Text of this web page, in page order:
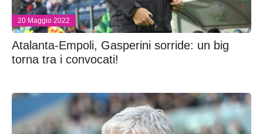
20 Maggio 2022
Atalanta-Empoli, Gasperini sorride: un big
torna tra i convocati!